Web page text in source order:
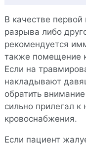
В качестве
разрыва либо
рекомендуется
также помещение
Если на
накладывают
обратить
сильно прилегал
кровоснабжения.
Если пациент